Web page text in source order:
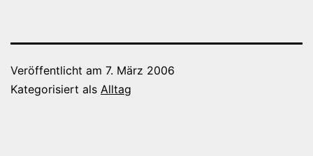
Veröffentlicht am 7. März 2006
Kategorisiert als Alltag